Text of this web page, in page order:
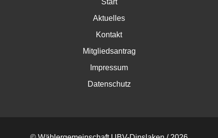
Start
Aktuelles
Kontakt
Mitgliedsantrag
Impressum
Datenschutz